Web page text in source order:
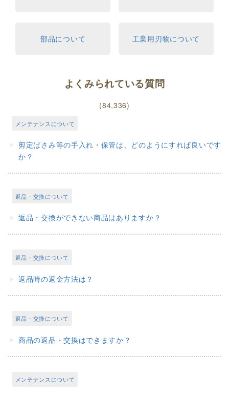
部品について 工業用刃物について
よくみられている質問
(84,336)
メンテナンスについて
剪定ばさみ等の手入れ・保管は、どのようにすれば良いです
か？
返品・交換について
返品・交換ができない商品はありますか？
返品・交換について
返品時の返金方法は？
返品・交換について
商品の返品・交換はできますか？
メンテナンスについて